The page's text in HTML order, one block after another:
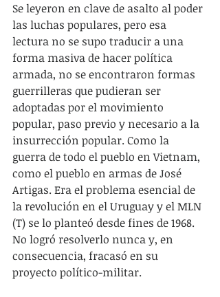
Se leyeron en clave de asalto al poder
las luchas populares, pero esa
lectura no se supo traducir a una
forma masiva de hacer política
armada, no se encontraron formas
guerrilleras que pudieran ser
adoptadas por el movimiento
popular, paso previo y necesario a la
insurrección popular. Como la
guerra de todo el pueblo en Vietnam,
como el pueblo en armas de José
Artigas. Era el problema esencial de
la revolución en el Uruguay y el MLN
(T) se lo planteó desde fines de 1968.
No logró resolverlo nunca y, en
consecuencia, fracasó en su
proyecto político-militar.